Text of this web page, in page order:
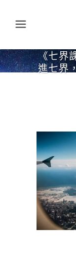
《七界
進七界